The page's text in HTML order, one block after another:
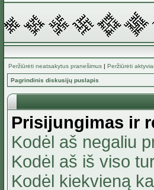
Peržiūrėti neatsakytus pranešimus | Peržiūrėti
Pagrindinis diskusijų puslapis
Prisijungimas ir
Kodėl aš negaliu
Kodėl aš iš viso
Kodėl kiekvieną